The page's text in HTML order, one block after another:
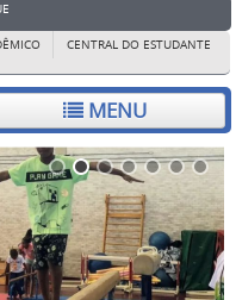
CENTRAL DO ESTUDANTE
MENU